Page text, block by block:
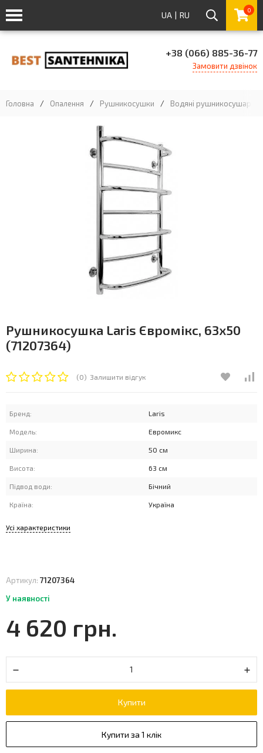
UA | RU 0
+38 (066) 885-36-77
Замовити дзвінок
Головна / Опалення / Рушникосушки / Водяні рушникосушарки
Рушникосушка Laris Євромікс, 63x50
(71207364)
(0) Залишити відгук
Бренд: Laris
Модель: Евромикс
Ширина: 50 см
Висота: 63 см
Підвод води: Бічний
Країна: Україна
Усі характеристики
Артикул: 71207364
У наявності
4 620 грн.
Купити
Купити за 1 клік